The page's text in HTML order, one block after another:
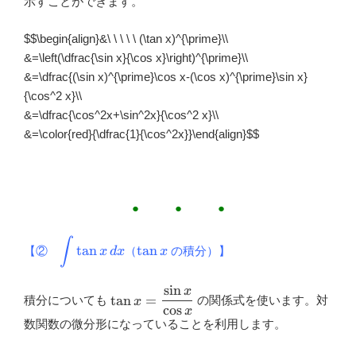
x}{\cos x}
$$\begin{align}&\ \ \ \ \ (\tan x)^{\prime}\\
&=\left(\dfrac{\sin x}{\cos x}\right)^{\prime}\\
&=\dfrac{(\sin x)^{\prime}\cos x-(\cos x)^{\prime}\sin x}
{\cos^2 x}\\
&=\dfrac{\cos^2x+\sin^2x}{\cos^2 x}\\
&=\color{red}{\dfrac{1}{\cos^2x}}\end{align}$$
● ● ●
【②
\displaystyle
\int \tan x\,
∫ tanxdx （\tan
x
tanx の積分）】
積分についても \tan
x=\dfrac{\sin
x}{\cos x}
tanx =
cosx
sinx
の関係式を使います。対
数関数の微分形になっていることを利用します。